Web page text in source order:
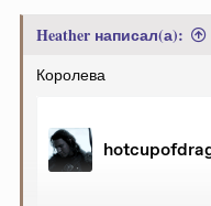
Heather написал(а):
Королева